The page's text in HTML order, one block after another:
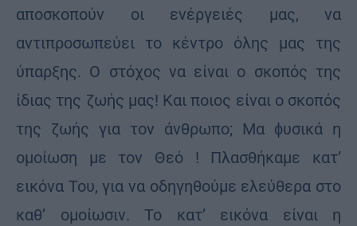
αποσκοπούν οι ενέργειές μας, να
αντιπροσωπεύει το κέντρο όλης μας της
ύπαρξης. Ο στόχος να είναι ο σκοπός της
ίδιας της ζωής μας! Και ποιος είναι ο σκοπός
της ζωής για τον άνθρωπο; Μα ϕυσικά η
ομοίωση με τον Θεό ! Πλασθήκαμε κατ’
εικόνα Του, για να οδηγηθούμε ελεύθερα στο
καθ’ ομοίωσιν. Το κατ’ εικόνα είναι η